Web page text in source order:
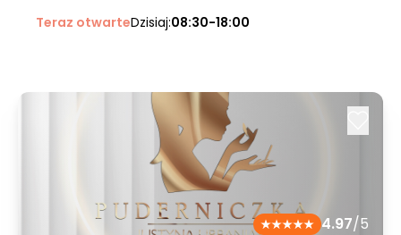
Teraz otwarteDzisiaj:08:30-18:00
4.97/5